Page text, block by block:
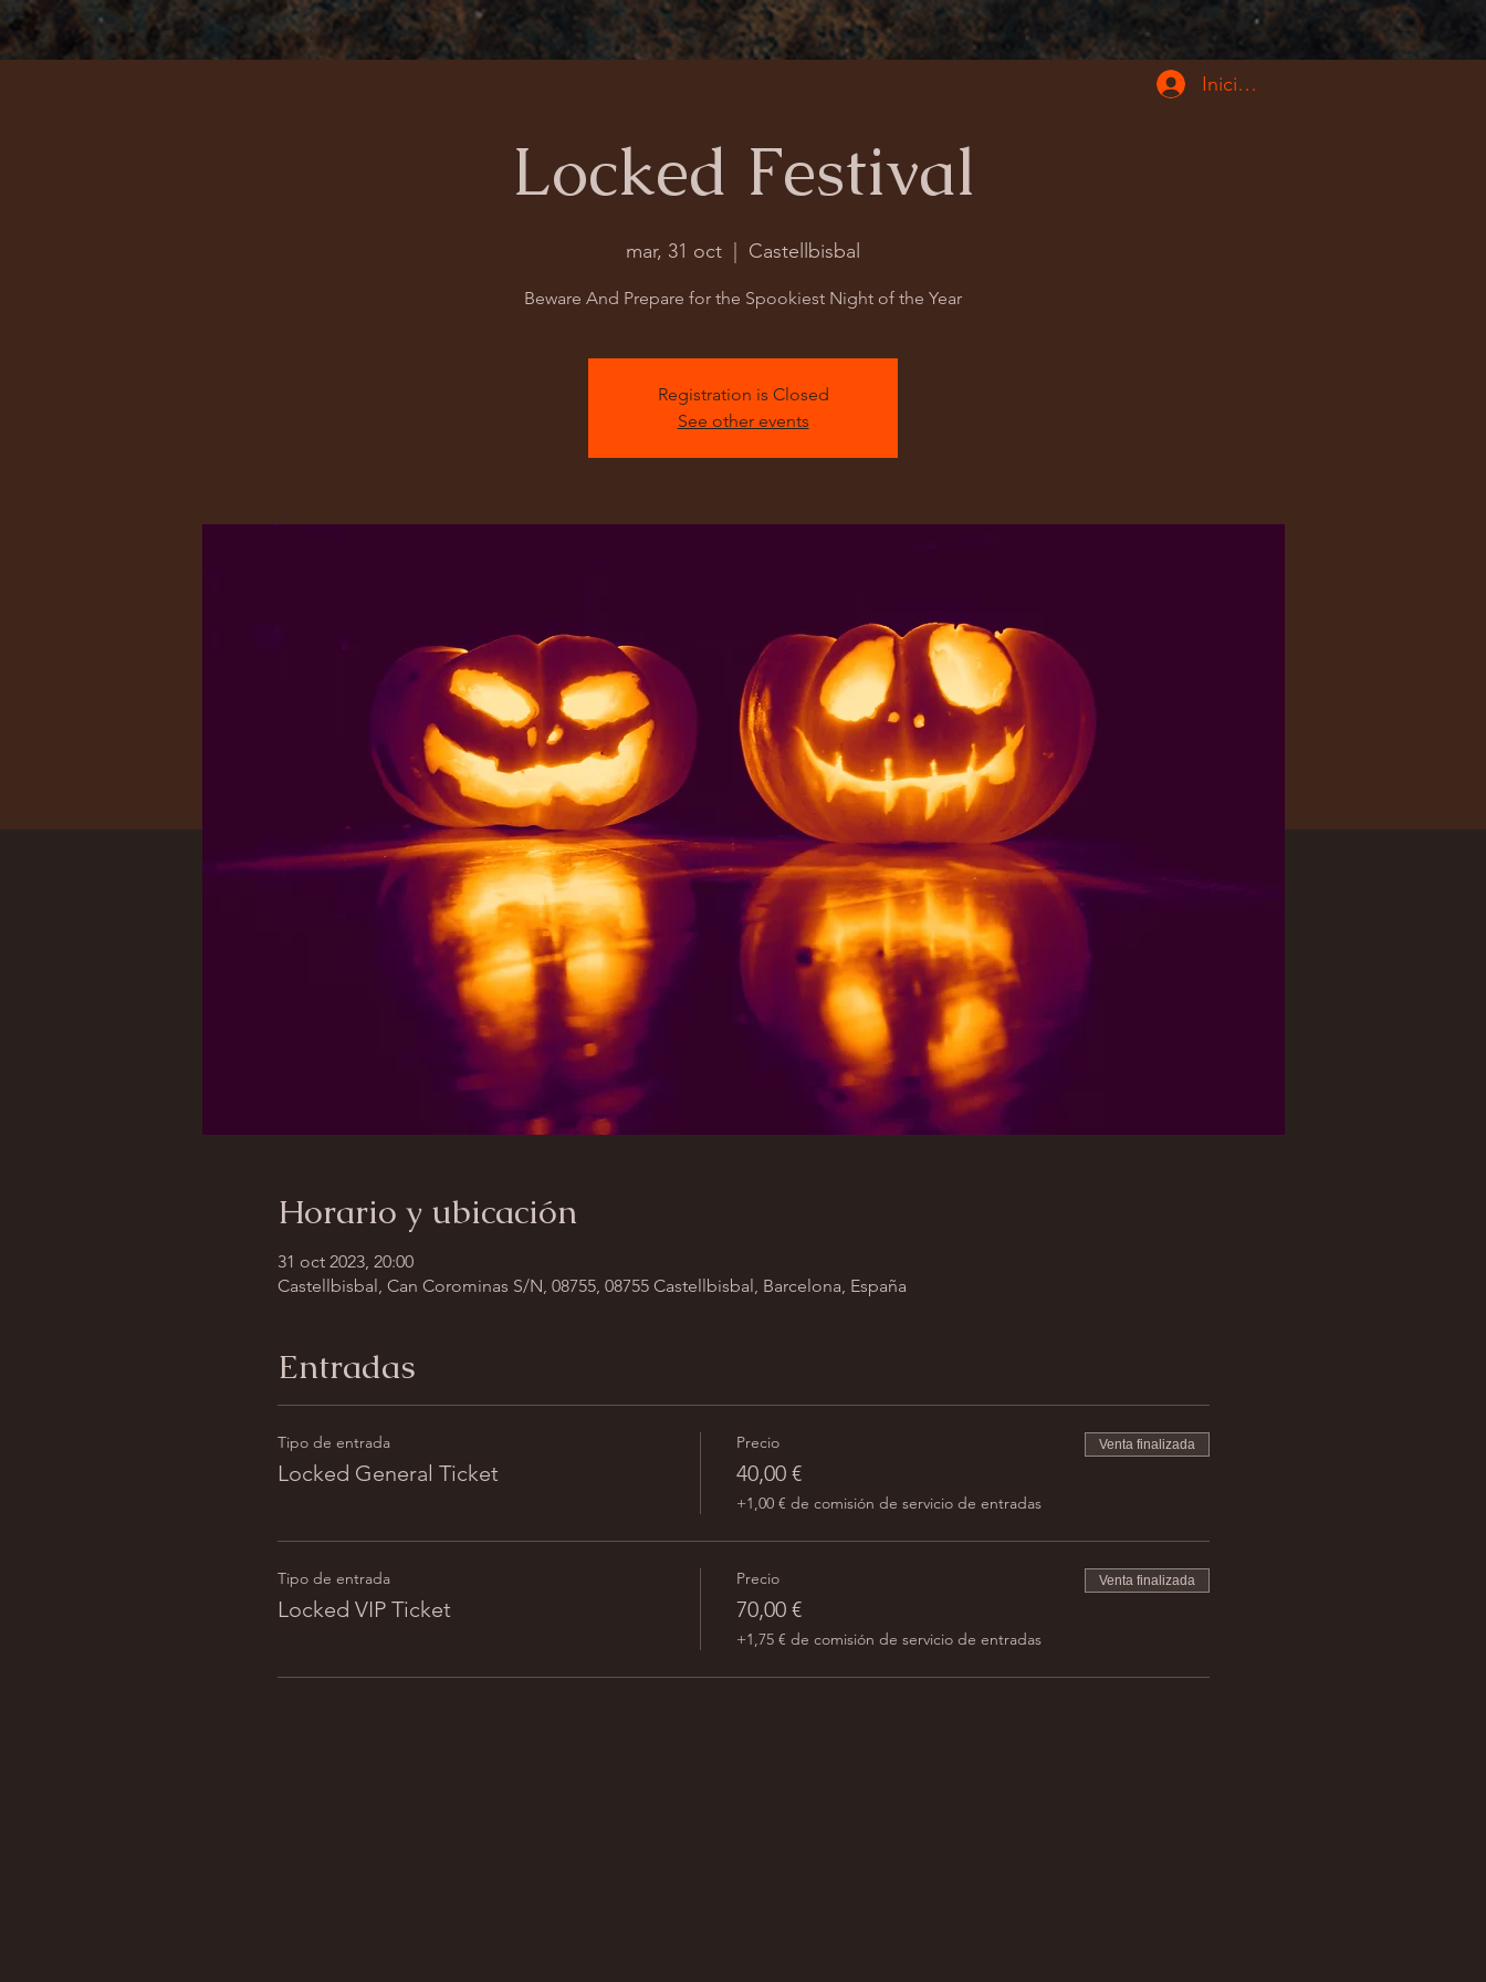
Iniciar sesión
Locked Festival
mar, 31 oct Castellbisbal
Beware And Prepare for the Spookiest Night of the Year
Registration is Closed
See other events
Horario y ubicación
31 oct 2023, 20:00
Castellbisbal, Can Corominas S/N, 08755, 08755 Castellbisbal, Barcelona, España
Entradas
Tipo de entrada
Locked General Ticket
Precio
40,00 €
+1,00 € de comisión de servicio de entradas
Venta finalizada
Tipo de entrada
Locked VIP Ticket
Precio
70,00 €
+1,75 € de comisión de servicio de entradas
Venta finalizada